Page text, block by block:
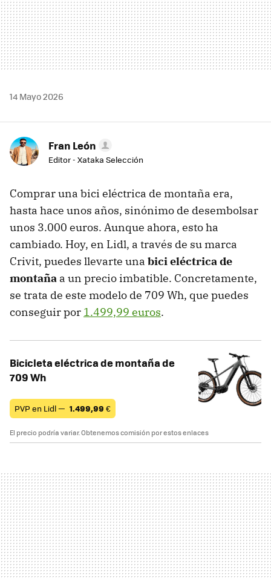
14 Mayo 2026
Fran León
Editor - Xataka Selección
Comprar una bici eléctrica de montaña era,
hasta hace unos años, sinónimo de desembolsar
unos 3.000 euros. Aunque ahora, esto ha
cambiado. Hoy, en Lidl, a través de su marca
Crivit, puedes llevarte una bici eléctrica de
montaña a un precio imbatible. Concretamente,
se trata de este modelo de 709 Wh, que puedes
conseguir por 1.499,99 euros.
Bicicleta eléctrica de montaña de
709 Wh
PVP en Lidl — 1.499,99 €
El precio podría variar. Obtenemos comisión por estos enlaces